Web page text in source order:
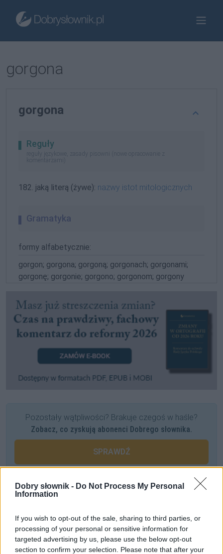
Dobry słownik - Do Not Process My Personal
Information
If you wish to opt-out of the sale, sharing to third parties, or
processing of your personal or sensitive information for
targeted advertising by us, please use the below opt-out
section to confirm your selection. Please note that after your
gorgona
gorgona
Reguły
reguły językowe, zasady pisowni (nowe opracowanie z
komentarzami)
182. jaką literą (żywe): nazwy istot mitologicznych
Gramatyka
formy alfabetycznie:
gorgon; gorgona; gorgoną; gorgonach; gorgonami;
gorgonę; gorgonie; gorgono; gorgonom; gorgony
Pozostały wątpliwości? Brakuje czegoś w haśle?
Zobacz, co zyskują abonenci Dobrego słownika.
SPRAWDŹ
Często sprawdzane
Jaki zaimek, przymiotnik i czasownik
Stare słowniki straszą młodą korektę
Odmiana:pasmczypasem